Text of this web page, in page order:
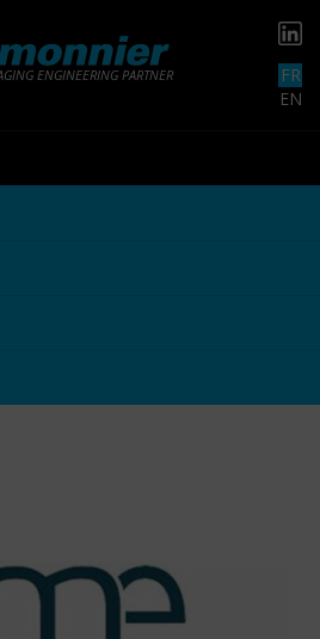
FR
EN
ENGINEERING PARTNER